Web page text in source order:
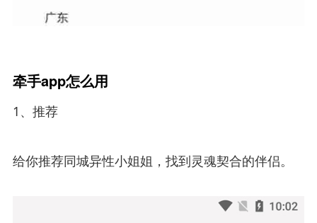
牵手app怎么用
1、推荐
给你推荐同城异性小姐姐，找到灵魂契合的伴侣。